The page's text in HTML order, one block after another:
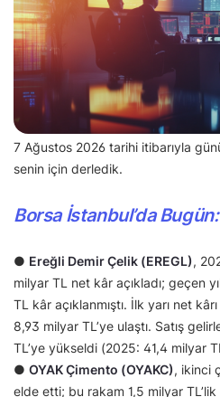
7 Ağustos 2026 tarihi itibarıyla
senin için derledik.
Borsa İstanbul’da
● Ereğli Demir Çelik (EREGL),
milyar TL net kâr açıkladı; geçen
TL kâr açıklanmıştı. İlk yarı net
8,93 milyar TL’ye ulaştı. Satış
TL’ye yükseldi (2025: 41,4 milyar
● OYAK Çimento (OYAKC), ikinci
elde etti; bu rakam 1,5 milyar